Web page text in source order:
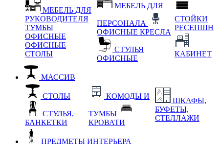
МЕБЕЛЬ ДЛЯ
РУКОВОДИТЕЛЯ
ТУМБЫ
ОФИСНЫЕ
ОФИСНЫЕ
СТОЛЫ
МЕБЕЛЬ ДЛЯ
ПЕРСОНАЛА
ОФИСНЫЕ КРЕСЛА
СТУЛЬЯ
ОФИСНЫЕ
СТОЙКИ
РЕСЕПШН
КАБИНЕТ
МАССИВ
СТОЛЫ
СТУЛЬЯ,
БАНКЕТКИ
КОМОДЫ И
ТУМБЫ
КРОВАТИ
ШКАФЫ,
БУФЕТЫ,
СТЕЛЛАЖИ
ПРЕДМЕТЫ ИНТЕРЬЕРА